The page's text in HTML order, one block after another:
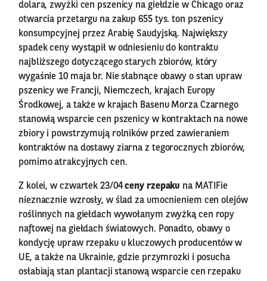
dolara, zwyżki cen pszenicy na giełdzie w Chicago oraz
otwarcia przetargu na zakup 655 tys. ton pszenicy
konsumpcyjnej przez Arabię Saudyjską. Największy
spadek ceny wystąpił w odniesieniu do kontraktu
najbliższego dotyczącego starych zbiorów, który
wygaśnie 10 maja br. Nie słabnące obawy o stan upraw
pszenicy we Francji, Niemczech, krajach Europy
Środkowej, a także w krajach Basenu Morza Czarnego
stanowią wsparcie cen pszenicy w kontraktach na nowe
zbiory i powstrzymują rolników przed zawieraniem
kontraktów na dostawy ziarna z tegorocznych zbiorów,
pomimo atrakcyjnych cen.
Z kolei, w czwartek 23/04ceny rzepaku na MATIFie
nieznacznie wzrosły, w ślad za umocnieniem cen olejów
roślinnych na giełdach wywołanym zwyżką cen ropy
naftowej na giełdach światowych. Ponadto, obawy o
kondycję upraw rzepaku u kluczowych producentów w
UE, a także na Ukrainie, gdzie przymrozki i posucha
osłabiają stan plantacji stanową wsparcie cen rzepaku